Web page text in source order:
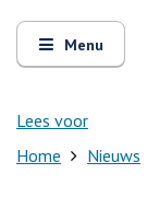
Open
en
sluit
Menu
Lees voor
Zoeken
Home Nieuws